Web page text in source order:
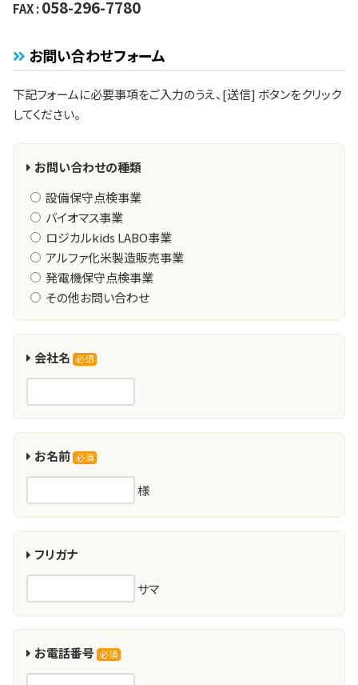
FAX :058-296-7780
お問い合わせフォーム
下記フォームに必要事項をご入力のうえ、[送信] ボタンをクリック
してください。
お問い合わせの種類
設備保守点検事業
バイオマス事業
ロジカルkids LABO事業
アルファ化米製造販売事業
発電機保守点検事業
その他お問い合わせ
会社名 必須
お名前 必須
様
フリガナ
サマ
お電話番号 必須